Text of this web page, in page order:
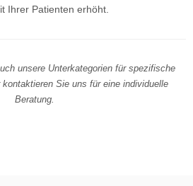
Ihrer Patienten erhöht.
unsere Unterkategorien für spezifische
kontaktieren Sie uns für eine individuelle
Beratung.